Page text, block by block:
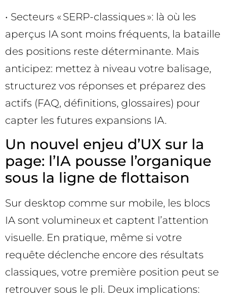
• Secteurs « SERP-classiques »: là où les
aperçus IA sont moins fréquents, la bataille
des positions reste déterminante. Mais
anticipez: mettez à niveau votre balisage,
structurez vos réponses et préparez des
actifs (FAQ, définitions, glossaires) pour
capter les futures expansions IA.
Un nouvel enjeu d’UX sur la
page: l’IA pousse l’organique
sous la ligne de flottaison
Sur desktop comme sur mobile, les blocs
IA sont volumineux et captent l’attention
visuelle. En pratique, même si votre
requête déclenche encore des résultats
classiques, votre première position peut se
retrouver sous le pli. Deux implications: